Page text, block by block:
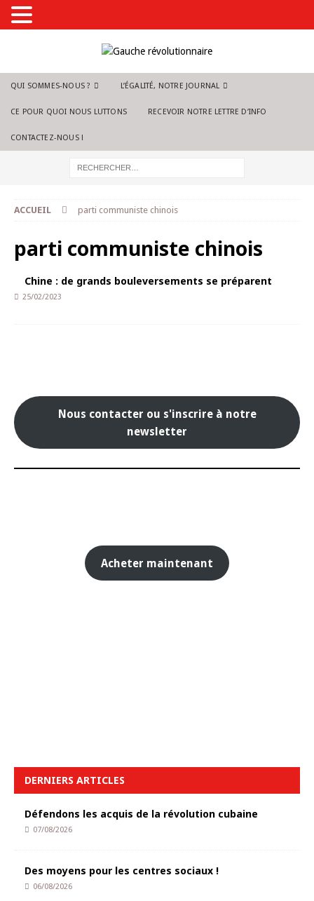
QUI SOMMES-NOUS ? L’ÉGALITÉ, NOTRE JOURNAL
CE POUR QUOI NOUS LUTTONS RECEVOIR NOTRE LETTRE D’INFO
CONTACTEZ-NOUS !
ACCUEIL parti communiste chinois
parti communiste chinois
Chine : de grands bouleversements se préparent
25/02/2023
Nous contacter ou s'inscrire à notre
newsletter
Acheter maintenant
DERNIERS ARTICLES
Défendons les acquis de la révolution cubaine
07/08/2026
Des moyens pour les centres sociaux !
06/08/2026